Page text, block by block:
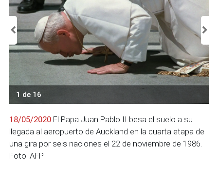
1 de 16
18/05/2020 El Papa Juan Pablo II besa el suelo a su
llegada al aeropuerto de Auckland en la cuarta etapa de
una gira por seis naciones el 22 de noviembre de 1986.
Foto: AFP